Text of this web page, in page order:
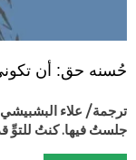
حُسنه حق: أن
ترجمة/ علاء
جلستُ فيها. كنتُ للتوِّ